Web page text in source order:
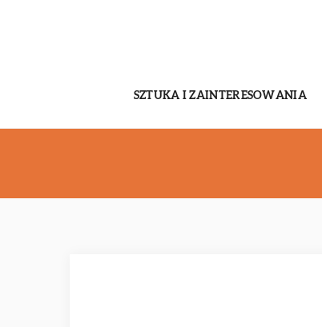
SZTUKA I ZAINTERESOWANIA